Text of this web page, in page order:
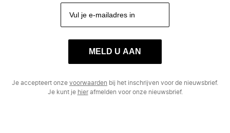
MELD U AAN
Je accepteert onze voorwaarden bij het inschrijven voor de nieuwsbrief.
Je kunt je hierafmelden voor onze nieuwsbrief.